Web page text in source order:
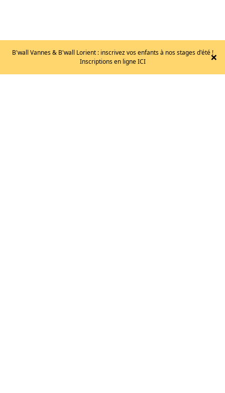
B'wall Vannes & B'wall Lorient : inscrivez vos enfants à nos stages d'été !
Inscriptions en ligne ICI
×